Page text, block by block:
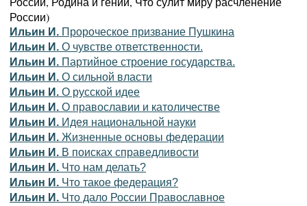
России)
Ильин И. Пророческое призвание Пушкина
Ильин И. О чувстве ответственности.
Ильин И. Партийное строение государства.
Ильин И. О сильной власти
Ильин И. О русской идее
Ильин И. О православии и католичестве
Ильин И. Идея национальной науки
Ильин И. Жизненные основы федерации
Ильин И. В поисках справедливости
Ильин И. Что нам делать?
Ильин И. Что такое федерация?
Ильин И. Что дало России Православное